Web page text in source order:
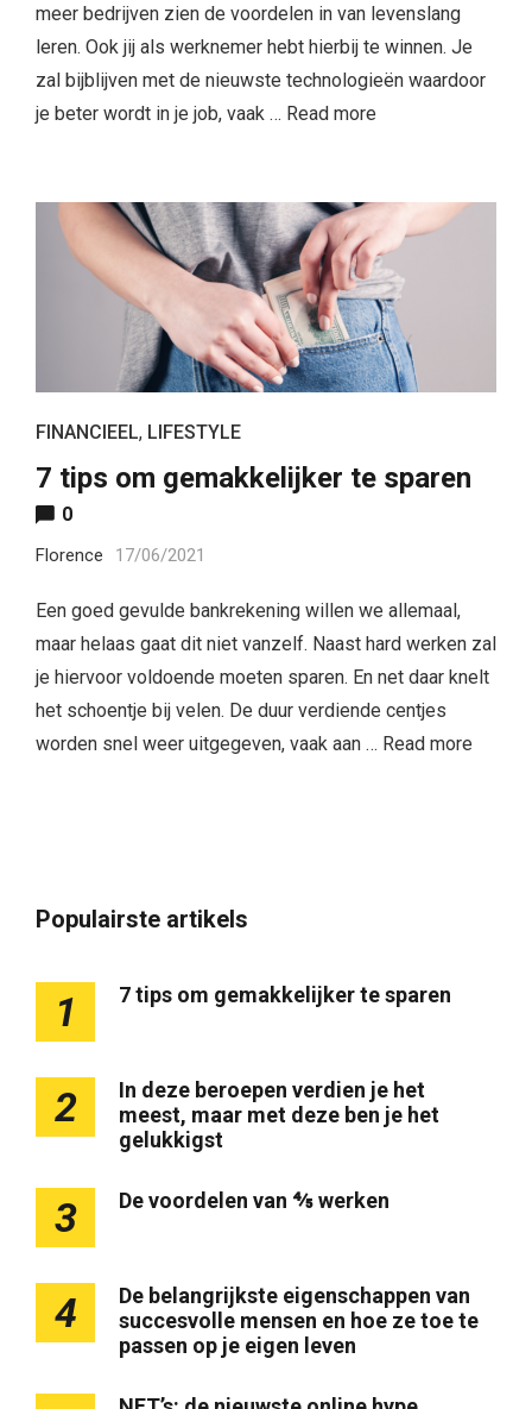
meer bedrijven zien de voordelen in van levenslang
leren. Ook jij als werknemer hebt hierbij te winnen. Je
zal bijblijven met de nieuwste technologieën waardoor
je beter wordt in je job, vaak … Read more
FINANCIEEL, LIFESTYLE
7 tips om gemakkelijker te sparen
0
Florence 17/06/2021
Een goed gevulde bankrekening willen we allemaal,
maar helaas gaat dit niet vanzelf. Naast hard werken zal
je hiervoor voldoende moeten sparen. En net daar knelt
het schoentje bij velen. De duur verdiende centjes
worden snel weer uitgegeven, vaak aan … Read more
Populairste artikels
1 7 tips om gemakkelijker te sparen
2
In deze beroepen verdien je het
meest, maar met deze ben je het
gelukkigst
3 De voordelen van ⅘ werken
4
De belangrijkste eigenschappen van
succesvolle mensen en hoe ze toe te
passen op je eigen leven